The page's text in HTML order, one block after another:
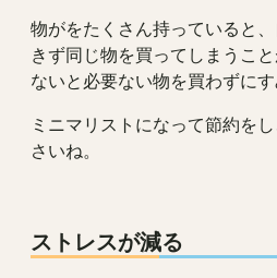
物がをたくさん持っていると
きず同じ物を買ってしまうこ
ないと必要ない物を買わずにす
ミニマリストになって節約を
さいね。
ストレスが減る